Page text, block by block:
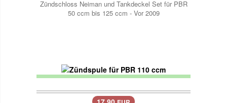
Zündschloss Neiman und Tankdeckel Set für PBR
50 ccm bis 125 ccm - Vor 2009